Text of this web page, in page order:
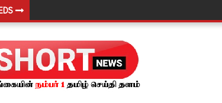
இலக்கு வைத்து இணையவழிப் பண மோசடி -
– கொழும்பு ஸ்ரீலங்கன் விமான சேவை மீண்டும் ஆரம்பம்!